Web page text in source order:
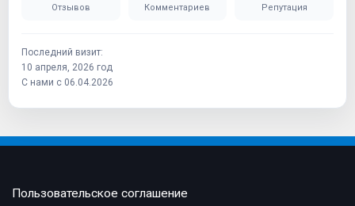
Отзывов Комментариев Репутация
Последний визит:
10 апреля, 2026 год
С нами с 06.04.2026
Пользовательское соглашение